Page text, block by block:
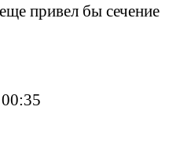
привел бы сечение